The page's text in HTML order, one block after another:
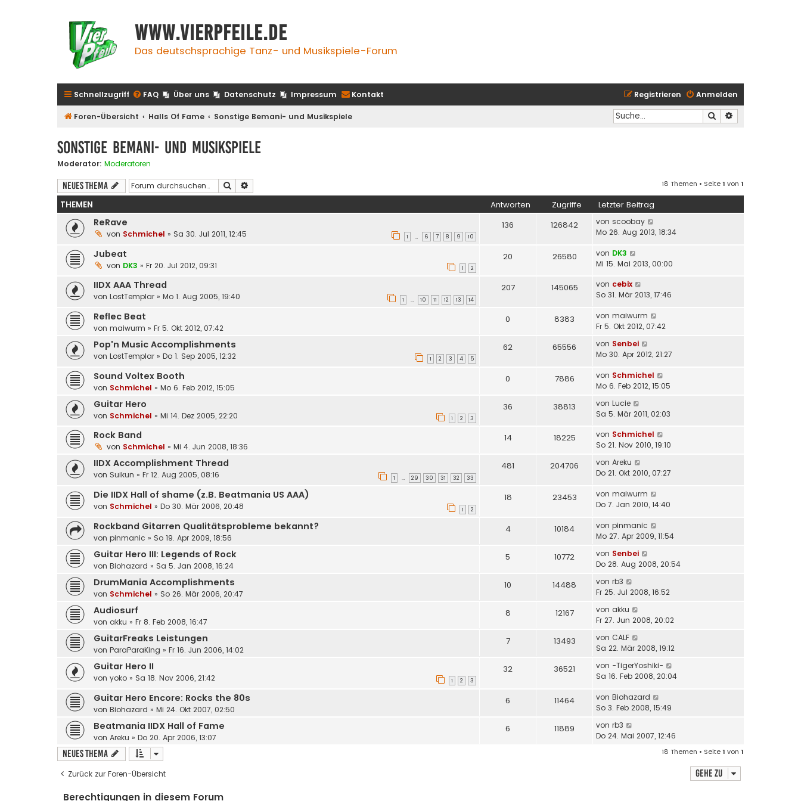
www.vierpfeile.de
Das deutschsprachige Tanz- und Musikspiele-Forum
Schnellzugriff FAQ Über uns Datenschutz Impressum Kontakt Anmelden
Registrieren
Foren-Übersicht Halls Of Fame Sonstige Bemani- und Musikspiele Suche
Sonstige Bemani- und Musikspiele
Moderator: Moderatoren
Neues Thema Suche 18 Themen • Seite1 von 1
THEMEN Antworten Zugriffe Letzter Beitrag
ReRave
von Schmichel » Sa 30. Jul 2011, 12:45 1 … 6 7 8 9 10
136 126842 von scoobay
Mo 26. Aug 2013, 18:34
Jubeat
von DK3 » Fr 20. Jul 2012, 09:31 1 2
20 26580 von DK3
Mi 15. Mai 2013, 00:00
IIDX AAA Thread
von LostTemplar » Mo 1. Aug 2005, 19:40 1 … 10 11 12 13 14
207 145065 von cebix
So 31. Mär 2013, 17:46
Reflec Beat
von maiwurm » Fr 5. Okt 2012, 07:42
0 8383 von maiwurm
Fr 5. Okt 2012, 07:42
Pop'n Music Accomplishments
von LostTemplar » Do 1. Sep 2005, 12:32 1 2 3 4 5
62 65556 von Senbei
Mo 30. Apr 2012, 21:27
Sound Voltex Booth
von Schmichel » Mo 6. Feb 2012, 15:05
0 7886 von Schmichel
Mo 6. Feb 2012, 15:05
Guitar Hero
von Schmichel » Mi 14. Dez 2005, 22:20 1 2 3
36 38813 von Lucie
Sa 5. Mär 2011, 02:03
Rock Band
von Schmichel » Mi 4. Jun 2008, 18:36
14 18225 von Schmichel
So 21. Nov 2010, 19:10
IIDX Accomplishment Thread
von Suikun » Fr 12. Aug 2005, 08:16 1 … 29 30 31 32 33
481 204706 von Areku
Do 21. Okt 2010, 07:27
Die IIDX Hall of shame (z.B. Beatmania US AAA)
von Schmichel » Do 30. Mär 2006, 20:48 1 2
18 23453 von maiwurm
Do 7. Jan 2010, 14:40
Rockband Gitarren Qualitätsprobleme bekannt?
von pinmanic » So 19. Apr 2009, 18:56
4 10184 von pinmanic
Mo 27. Apr 2009, 11:54
Guitar Hero III: Legends of Rock
von Biohazard » Sa 5. Jan 2008, 16:24
5 10772 von Senbei
Do 28. Aug 2008, 20:54
DrumMania Accomplishments
von Schmichel » So 26. Mär 2006, 20:47
10 14488 von rb3
Fr 25. Jul 2008, 16:52
Audiosurf
von akku » Fr 8. Feb 2008, 16:47
8 12167 von akku
Fr 27. Jun 2008, 20:02
GuitarFreaks Leistungen
von ParaParaKing » Fr 16. Jun 2006, 14:02
7 13493 von CALF
Sa 22. Mär 2008, 19:12
Guitar Hero II
von yoko » Sa 18. Nov 2006, 21:42 1 2 3
32 36521 von -TigerYoshiki-
Sa 16. Feb 2008, 20:04
Guitar Hero Encore: Rocks the 80s
von Biohazard » Mi 24. Okt 2007, 02:50
6 11464 von Biohazard
So 3. Feb 2008, 15:49
Beatmania IIDX Hall of Fame
von Areku » Do 20. Apr 2006, 13:07
6 11889 von rb3
Do 24. Mai 2007, 12:46
Neues Thema 18 Themen • Seite1 von 1
Zurück zur Foren-Übersicht Gehe zu
Berechtigungen in diesem Forum